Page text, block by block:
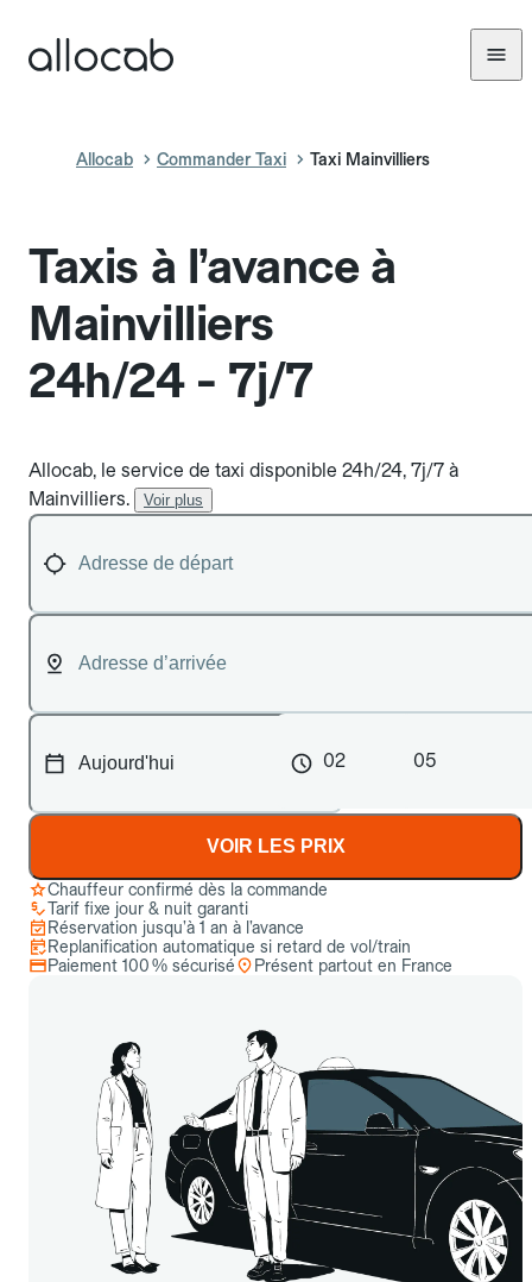
Allocab Commander Taxi Taxi Mainvilliers
Taxis à l’avance à
Mainvilliers
24h/24 - 7j/7
Allocab, le service de taxi disponible 24h/24, 7j/7 à
Mainvilliers.
Voir plus
02 05
VOIR LES PRIX
Chauffeur confirmé dès la commande
Tarif fixe jour & nuit garanti
Réservation jusqu’à 1 an à l’avance
Replanification automatique si retard de vol/train
Paiement 100 % sécurisé
Présent partout en France